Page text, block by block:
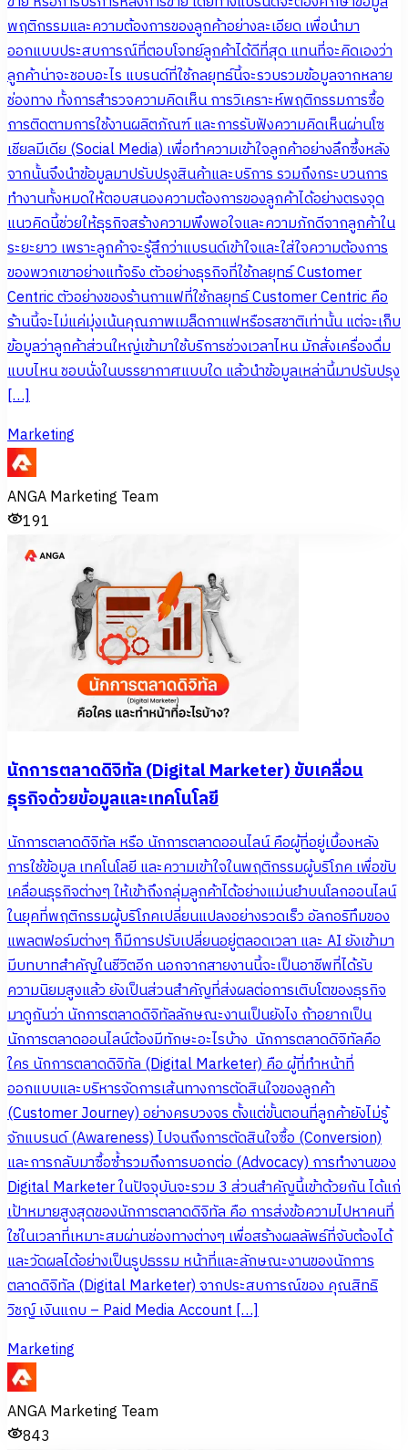
พฤติกรรมและความต้องการของลูกค้าอย่างละเอียด เพื่อนำมา
ออกแบบประสบการณ์ที่ตอบโจทย์ลูกค้าได้ดีที่สุด แทนที่จะคิดเองว่า
ลูกค้าน่าจะชอบอะไร แบรนด์ที่ใช้กลยุทธ์นี้จะรวบรวมข้อมูลจากหลาย
ช่องทาง ทั้งการสำรวจความคิดเห็น การวิเคราะห์พฤติกรรมการซื้อ
การติดตามการใช้งานผลิตภัณฑ์ และการรับฟังความคิดเห็นผ่านโซ
เชียลมีเดีย (Social Media) เพื่อทำความเข้าใจลูกค้าอย่างลึกซึ้งหลัง
จากนั้นจึงนำข้อมูลมาปรับปรุงสินค้าและบริการ รวมถึงกระบวนการ
ทำงานทั้งหมดให้ตอบสนองความต้องการของลูกค้าได้อย่างตรงจุด
แนวคิดนี้ช่วยให้ธุรกิจสร้างความพึงพอใจและความภักดีจากลูกค้าใน
ระยะยาว เพราะลูกค้าจะรู้สึกว่าแบรนด์เข้าใจและใส่ใจความต้องการ
ของพวกเขาอย่างแท้จริง ตัวอย่างธุรกิจที่ใช้กลยุทธ์ Customer
Centric ตัวอย่างของร้านกาแฟที่ใช้กลยุทธ์ Customer Centric คือ
ร้านนี้จะไม่แค่มุ่งเน้นคุณภาพเมล็ดกาแฟหรือรสชาติเท่านั้น แต่จะเก็บ
ข้อมูลว่าลูกค้าส่วนใหญ่เข้ามาใช้บริการช่วงเวลาไหน มักสั่งเครื่องดื่ม
แบบไหน ชอบนั่งในบรรยากาศแบบใด แล้วนำข้อมูลเหล่านี้มาปรับปรุง
[…]
Marketing
ANGA Marketing Team
191
นักการตลาดดิจิทัล (Digital Marketer) ขับเคลื่อน
ธุรกิจด้วยข้อมูลและเทคโนโลยี
นักการตลาดดิจิทัล หรือ นักการตลาดออนไลน์ คือผู้ที่อยู่เบื้องหลัง
การใช้ข้อมูล เทคโนโลยี และความเข้าใจในพฤติกรรมผู้บริโภค เพื่อขับ
เคลื่อนธุรกิจต่างๆ ให้เข้าถึงกลุ่มลูกค้าได้อย่างแม่นยำบนโลกออนไลน์
ในยุคที่พฤติกรรมผู้บริโภคเปลี่ยนแปลงอย่างรวดเร็ว อัลกอริทึมของ
แพลตฟอร์มต่างๆ ก็มีการปรับเปลี่ยนอยู่ตลอดเวลา และ AI ยังเข้ามา
มีบทบาทสำคัญในชีวิตอีก นอกจากสายงานนี้จะเป็นอาชีพที่ได้รับ
ความนิยมสูงแล้ว ยังเป็นส่วนสำคัญที่ส่งผลต่อการเติบโตของธุรกิจ
มาดูกันว่า นักการตลาดดิจิทัลลักษณะงานเป็นยังไง ถ้าอยากเป็น
นักการตลาดออนไลน์ต้องมีทักษะอะไรบ้าง นักการตลาดดิจิทัลคือ
ใคร นักการตลาดดิจิทัล (Digital Marketer) คือ ผู้ที่ทำหน้าที่
ออกแบบและบริหารจัดการเส้นทางการตัดสินใจของลูกค้า
(Customer Journey) อย่างครบวงจร ตั้งแต่ขั้นตอนที่ลูกค้ายังไม่รู้
จักแบรนด์ (Awareness) ไปจนถึงการตัดสินใจซื้อ (Conversion)
และการกลับมาซื้อซ้ำรวมถึงการบอกต่อ (Advocacy) การทำงานของ
Digital Marketer ในปัจจุบันจะรวม 3 ส่วนสำคัญนี้เข้าด้วยกัน ได้แก่
เป้าหมายสูงสุดของนักการตลาดดิจิทัล คือ การส่งข้อความไปหาคนที่
ใช่ในเวลาที่เหมาะสมผ่านช่องทางต่างๆ เพื่อสร้างผลลัพธ์ที่จับต้องได้
และวัดผลได้อย่างเป็นรูปธรรม หน้าที่และลักษณะงานของนักการ
ตลาดดิจิทัล (Digital Marketer) จากประสบการณ์ของ คุณสิทธิ
วิชญ์ เงินแถบ – Paid Media Account […]
Marketing
ANGA Marketing Team
843